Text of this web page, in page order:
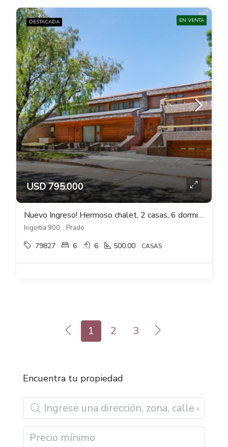
DESTACADA EN VENTA
USD 795.000
Nuevo Ingreso! Hermoso chalet, 2 casas, 6 dormitorios, Fondo, Piscina en Prado
Irigoitia 900, , Prado
79827 6 6 500.00 CASAS
1 2 3
Encuentra tu propiedad